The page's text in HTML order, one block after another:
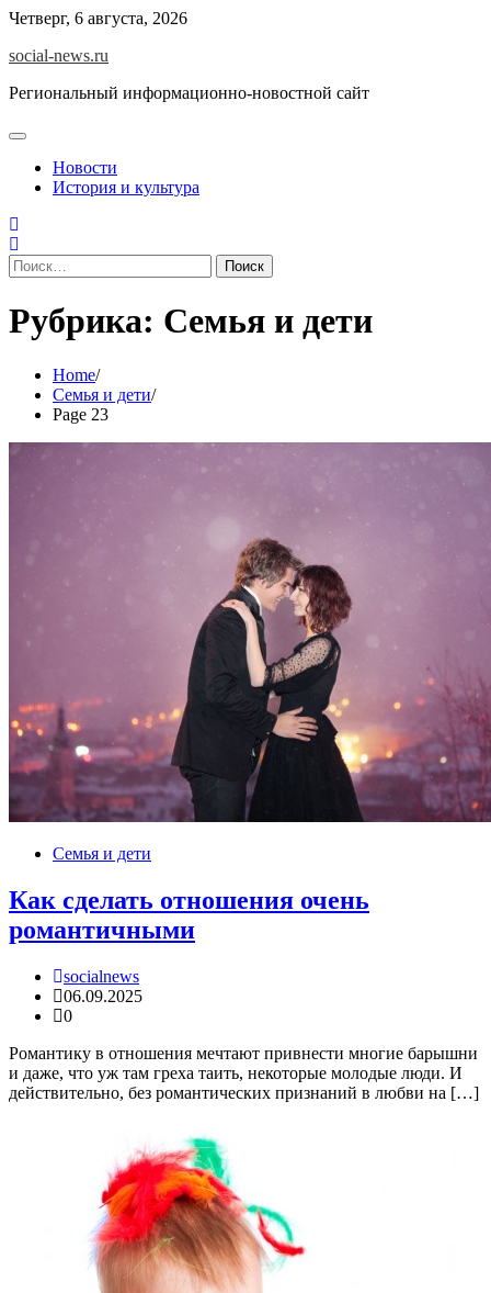
Skip
content
Четверг, 6 августа, 2026
social-news.ru
Региональный информационно-новостной сайт
Новости
История и культура
Найти:
Рубрика: Семья и дети
Home
Семья и дети
Page 23
Семья и дети
Как сделать отношения очень
романтичными
socialnews
06.09.2025
0
Романтику в отношения мечтают привнести многие барышни
и даже, что уж там греха таить, некоторые молодые люди. И
действительно, без романтических признаний в любви на […]